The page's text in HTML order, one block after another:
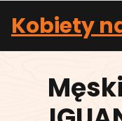
content
Kobiety